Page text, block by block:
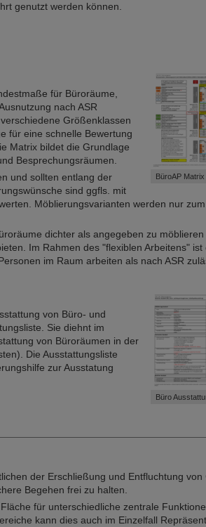
genutzt werden können.
BüroAP Matrix
für Büroräume,
nach ASR
Größenklassen
für eine schnelle Bewertung
Matrix bildet die Grundlage
Besprechungsräumen.
und sollten entlang der
sind ggfls. mit
Möblierungsvarianten werden nur
dichter als angegeben zu
Im Rahmen des "flexiblen Arbeitens" ist
im Raum arbeiten als nach ASR
Büro
von Büro- und
Sie diehnt im
von Büroräumen in der
Die Ausstattungsliste
zur Ausstatung
der Erschließung und Entfluchtung
Begehen frei zu halten.
für unterschiedliche zentrale
kann dies auch im Einzelfall